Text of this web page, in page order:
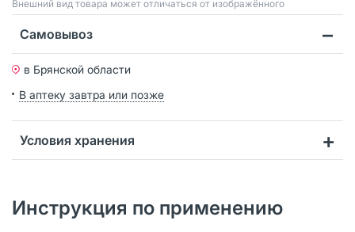
Bнешний вид товара может отличаться от изображённого
Самовывоз
в Брянской области
В аптеку завтра или позже
Условия хранения
Инструкция по применению